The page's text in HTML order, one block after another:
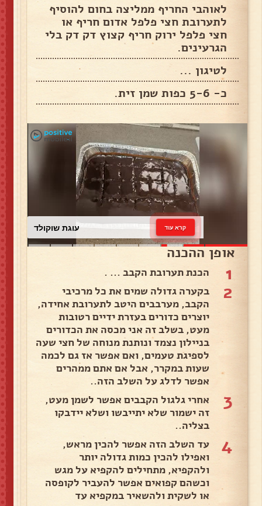
לאוהבי החריף ממליצה בחום להוסיף
לתערובת חצי פלפל אדום חריף או
חצי פלפל ירוק חריף קצוץ דק דק בלי
הגרעינים.
לטיגון ...
כ- 5-6 כפות שמן זית.
עוגת שוקולד קרא עוד
אופן ההכנה
1 הכנת תערובת הקבב ... .
2
בקערה גדולה שמים את כל מרכיבי
הקבב, מערבבים היטב לתערובת אחידה,
יוצרים כדורים בעזרת ידיים רטובות
מעט, בשלב זה אני מכסה את הכדורים
בניילון נצמד ונותנת מנוחה של חצי שעה
לספיגת טעמים, ואם אפשר אז גם לכמה
שעות במקרר, אבל אם אתם ממהרים
אפשר לדלג על השלב הזה..
3
אחרי גלגול הקבבים אפשר לשמן מעט,
זה ישמור שלא יתייבשו ושלא יידבקו
בצליה..
4
עד השלב הזה אפשר להכין מראש,
ואפילו להכין כמות גדולה יותר
ולהקפיא, מתחילים להקפיא על מגש
וכשהם קפואים אפשר להעביר לקופסה
או לשקית ולהשאיר במקפיא עד